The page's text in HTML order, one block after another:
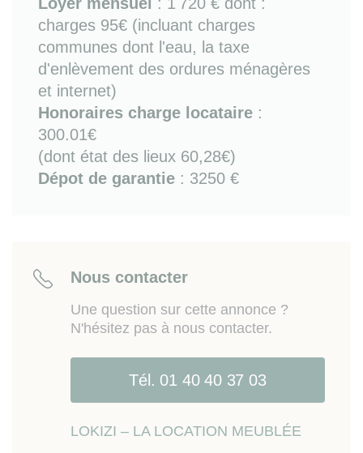
Bon à savoir : chauffage électrique / fibre /
exposition nord-sud.
Sur place: tous commerces, nombreux transports
en commun dont bus (lignes 56/57/86 ), métro
(lignes 1/2/6/9) et RER A. Accès rapide à Porte
Dorée, périphérique, autoroutes A3 et A4, Bois de
Vincennes, gare de Lyon, gare de Bercy, gare
d'Austerlitz.
charges 95€ (incluant charges
communes dont l'eau, la taxe
d'enlèvement des ordures ménagères
et internet)
Honoraires charge locataire :
300.01€
(dont état des lieux 60,28€)
Dépot de garantie : 3250 €
Nous contacter
Une question sur cette annonce ?
N'hésitez pas à nous contacter.
Tél. 01 40 40 37 03
LOKIZI – LA LOCATION MEUBLÉE